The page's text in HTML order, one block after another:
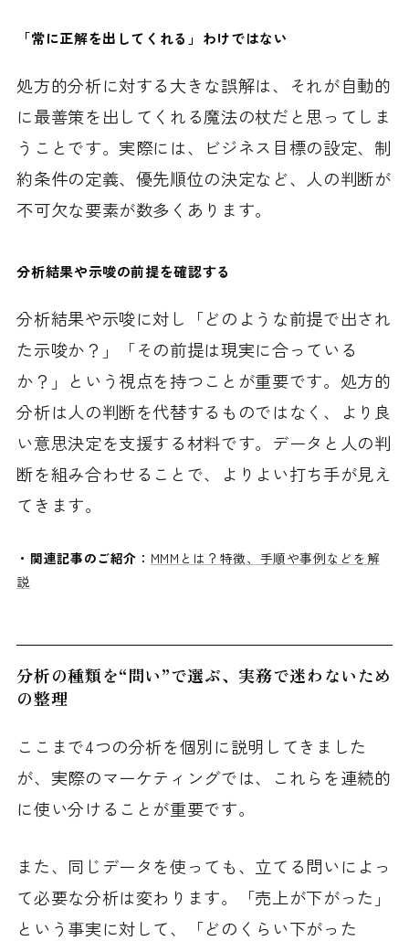
「常に正解を出してくれる」わけではない
処方的分析に対する大きな誤解は、それが自動的
に最善策を出してくれる魔法の杖だと思ってしま
うことです。実際には、ビジネス目標の設定、制
約条件の定義、優先順位の決定など、人の判断が
不可欠な要素が数多くあります。
分析結果や示唆の前提を確認する
分析結果や示唆に対し「どのような前提で出され
た示唆か？」「その前提は現実に合っている
か？」という視点を持つことが重要です。処方的
分析は人の判断を代替するものではなく、より良
い意思決定を支援する材料です。データと人の判
断を組み合わせることで、よりよい打ち手が見え
てきます。
・関連記事のご紹介： MMMとは？特徴、手順や事例などを解
説
分析の種類を“問い”で選ぶ、実務で迷わないため
の整理
ここまで4つの分析を個別に説明してきました
が、実際のマーケティングでは、これらを連続的
に使い分けることが重要です。
また、同じデータを使っても、立てる問いによっ
て必要な分析は変わります。「売上が下がった」
という事実に対して、「どのくらい下がった